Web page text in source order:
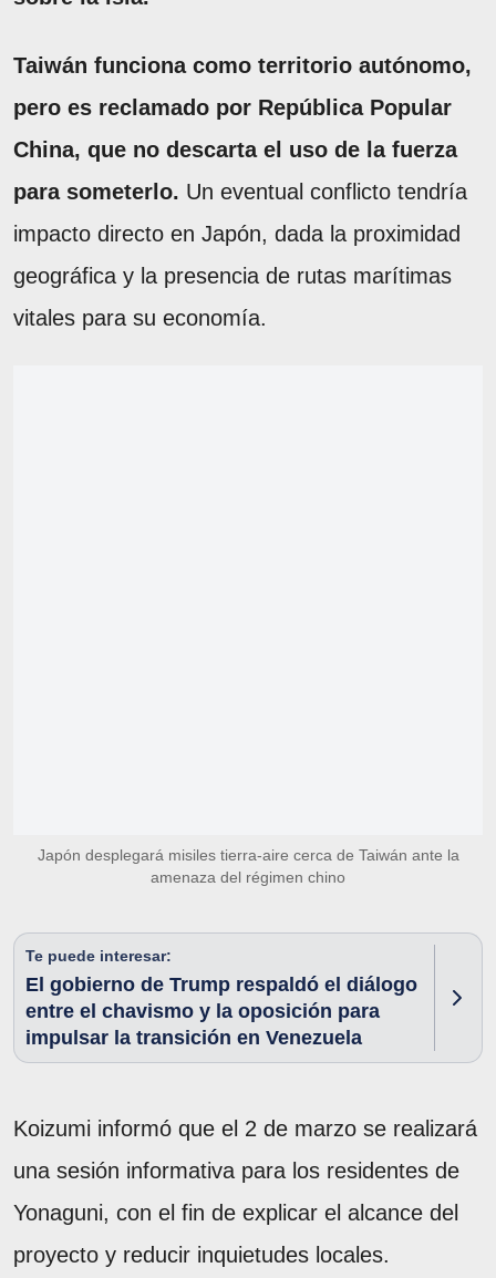
Taiwán funciona como territorio autónomo,
pero es reclamado por República Popular
China, que no descarta el uso de la fuerza
para someterlo. Un eventual conflicto tendría
impacto directo en Japón, dada la proximidad
geográfica y la presencia de rutas marítimas
vitales para su economía.
Japón desplegará misiles tierra-aire cerca de Taiwán ante la
amenaza del régimen chino
Te puede interesar:
El gobierno de Trump respaldó el diálogo
entre el chavismo y la oposición para
impulsar la transición en Venezuela
Koizumi informó que el 2 de marzo se realizará
una sesión informativa para los residentes de
Yonaguni, con el fin de explicar el alcance del
proyecto y reducir inquietudes locales.